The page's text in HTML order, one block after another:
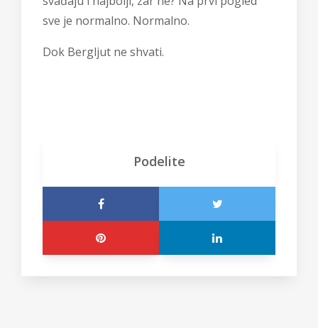
sve je normalno. Normalno.
Dok Bergljut ne shvati.
Podelite